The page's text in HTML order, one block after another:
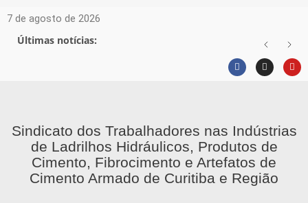
7 de agosto de 2026
Últimas notícias:
Sindicato dos Trabalhadores nas Indústrias
de Ladrilhos Hidráulicos, Produtos de
Cimento, Fibrocimento e Artefatos de
Cimento Armado de Curitiba e Região